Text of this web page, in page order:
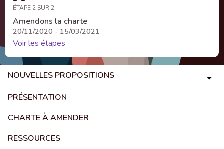
ÉTAPE 2 SUR 2
Amendons la charte
20/11/2020 - 15/03/2021
Voir les étapes
NOUVELLES PROPOSITIONS
PRÉSENTATION
CHARTE À AMENDER
RESSOURCES